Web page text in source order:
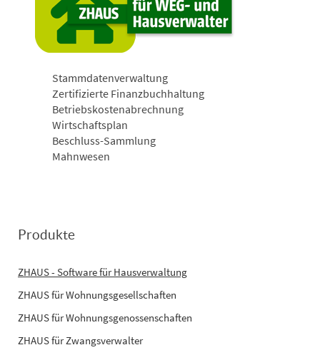
Stammdatenverwaltung
Zertifizierte Finanzbuchhaltung
Betriebskostenabrechnung
Wirtschaftsplan
Beschluss-Sammlung
Mahnwesen
Produkte
ZHAUS - Software für Hausverwaltung
ZHAUS für Wohnungsgesellschaften
ZHAUS für Wohnungsgenossenschaften
ZHAUS für Zwangsverwalter